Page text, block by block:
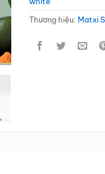
Thương hiệu: Matxi